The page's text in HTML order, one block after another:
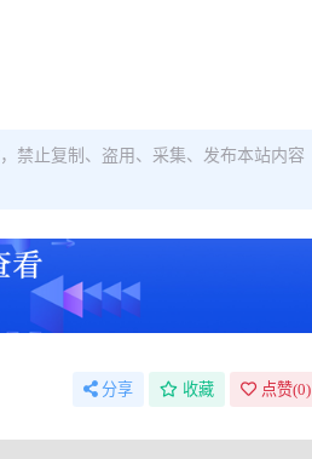
禁止复制、盗用、采集、发布本站内容
分享 收藏 点赞(0)